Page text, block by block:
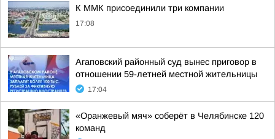
К ММК присоединили три компании
17:08
Агаповский районный суд вынес приговор в
отношении 59-летней местной жительницы
17:04
«Оранжевый мяч» соберёт в Челябинске 120
команд